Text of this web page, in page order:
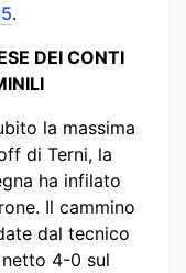
.
DEI CONTI
la massima
di Terni, la
ha infilato
Il cammino
dal tecnico
4-0 sul